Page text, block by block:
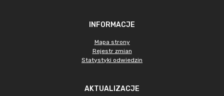
INFORMACJE
Mapa strony
Rejestr zmian
Statystyki odwiedzin
AKTUALIZACJE